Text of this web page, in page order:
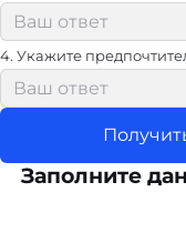
4. Укажите
Заполните